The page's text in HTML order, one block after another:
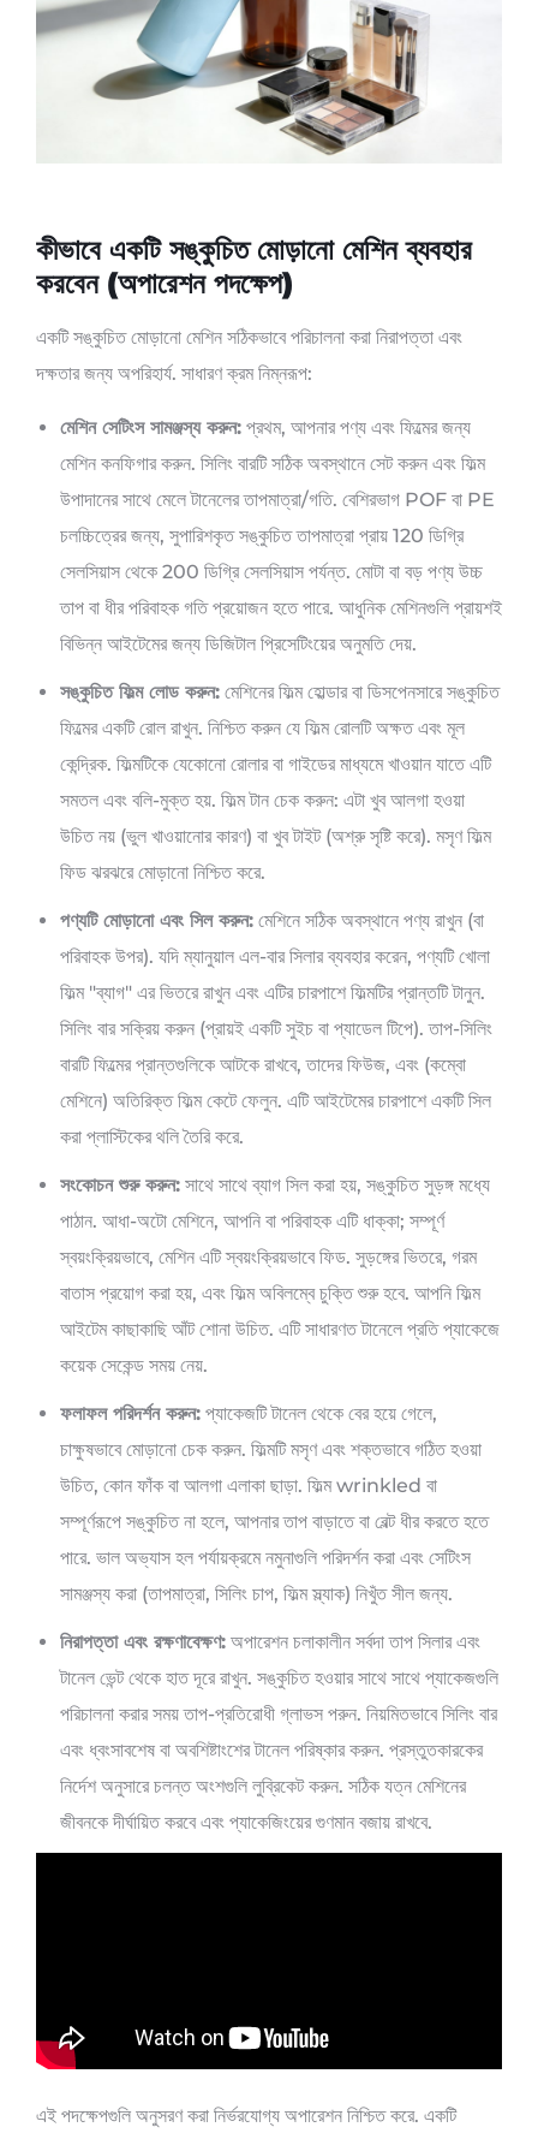
কীভাবে একটি সঙ্কুচিত মোড়ানো মেশিন ব্যবহার
করবেন (অপারেশন পদক্ষেপ)
একটি সঙ্কুচিত মোড়ানো মেশিন সঠিকভাবে পরিচালনা করা নিরাপত্তা এবং
দক্ষতার জন্য অপরিহার্য. সাধারণ ক্রম নিম্নরূপ:
মেশিন সেটিংস সামঞ্জস্য করুন: প্রথম, আপনার পণ্য এবং ফিল্মের জন্য
মেশিন কনফিগার করুন. সিলিং বারটি সঠিক অবস্থানে সেট করুন এবং ফিল্ম
উপাদানের সাথে মেলে টানেলের তাপমাত্রা/গতি. বেশিরভাগ POF বা PE
চলচ্চিত্রের জন্য, সুপারিশকৃত সঙ্কুচিত তাপমাত্রা প্রায় 120 ডিগ্রি
সেলসিয়াস থেকে 200 ডিগ্রি সেলসিয়াস পর্যন্ত. মোটা বা বড় পণ্য উচ্চ
তাপ বা ধীর পরিবাহক গতি প্রয়োজন হতে পারে. আধুনিক মেশিনগুলি প্রায়শই
বিভিন্ন আইটেমের জন্য ডিজিটাল প্রিসেটিংয়ের অনুমতি দেয়.
সঙ্কুচিত ফিল্ম লোড করুন: মেশিনের ফিল্ম হোল্ডার বা ডিসপেনসারে সঙ্কুচিত
ফিল্মের একটি রোল রাখুন. নিশ্চিত করুন যে ফিল্ম রোলটি অক্ষত এবং মূল
কেন্দ্রিক. ফিল্মটিকে যেকোনো রোলার বা গাইডের মাধ্যমে খাওয়ান যাতে এটি
সমতল এবং বলি-মুক্ত হয়. ফিল্ম টান চেক করুন: এটা খুব আলগা হওয়া
উচিত নয় (ভুল খাওয়ানোর কারণ) বা খুব টাইট (অশ্রু সৃষ্টি করে). মসৃণ ফিল্ম
ফিড ঝরঝরে মোড়ানো নিশ্চিত করে.
পণ্যটি মোড়ানো এবং সিল করুন: মেশিনে সঠিক অবস্থানে পণ্য রাখুন (বা
পরিবাহক উপর). যদি ম্যানুয়াল এল-বার সিলার ব্যবহার করেন, পণ্যটি খোলা
ফিল্ম "ব্যাগ" এর ভিতরে রাখুন এবং এটির চারপাশে ফিল্মটির প্রান্তটি টানুন.
সিলিং বার সক্রিয় করুন (প্রায়ই একটি সুইচ বা প্যাডেল টিপে). তাপ-সিলিং
বারটি ফিল্মের প্রান্তগুলিকে আটকে রাখবে, তাদের ফিউজ, এবং (কম্বো
মেশিনে) অতিরিক্ত ফিল্ম কেটে ফেলুন. এটি আইটেমের চারপাশে একটি সিল
করা প্লাস্টিকের থলি তৈরি করে.
সংকোচন শুরু করুন: সাথে সাথে ব্যাগ সিল করা হয়, সঙ্কুচিত সুড়ঙ্গ মধ্যে
পাঠান. আধা-অটো মেশিনে, আপনি বা পরিবাহক এটি ধাক্কা; সম্পূর্ণ
স্বয়ংক্রিয়ভাবে, মেশিন এটি স্বয়ংক্রিয়ভাবে ফিড. সুড়ঙ্গের ভিতরে, গরম
বাতাস প্রয়োগ করা হয়, এবং ফিল্ম অবিলম্বে চুক্তি শুরু হবে. আপনি ফিল্ম
আইটেম কাছাকাছি আঁট শোনা উচিত. এটি সাধারণত টানেলে প্রতি প্যাকেজে
কয়েক সেকেন্ড সময় নেয়.
ফলাফল পরিদর্শন করুন: প্যাকেজটি টানেল থেকে বের হয়ে গেলে,
চাক্ষুষভাবে মোড়ানো চেক করুন. ফিল্মটি মসৃণ এবং শক্তভাবে গঠিত হওয়া
উচিত, কোন ফাঁক বা আলগা এলাকা ছাড়া. ফিল্ম wrinkled বা
সম্পূর্ণরূপে সঙ্কুচিত না হলে, আপনার তাপ বাড়াতে বা বেল্ট ধীর করতে হতে
পারে. ভাল অভ্যাস হল পর্যায়ক্রমে নমুনাগুলি পরিদর্শন করা এবং সেটিংস
সামঞ্জস্য করা (তাপমাত্রা, সিলিং চাপ, ফিল্ম স্ল্যাক) নিখুঁত সীল জন্য.
নিরাপত্তা এবং রক্ষণাবেক্ষণ: অপারেশন চলাকালীন সর্বদা তাপ সিলার এবং
টানেল ভেন্ট থেকে হাত দূরে রাখুন. সঙ্কুচিত হওয়ার সাথে সাথে প্যাকেজগুলি
পরিচালনা করার সময় তাপ-প্রতিরোধী গ্লাভস পরুন. নিয়মিতভাবে সিলিং বার
এবং ধ্বংসাবশেষ বা অবশিষ্টাংশের টানেল পরিষ্কার করুন. প্রস্তুতকারকের
নির্দেশ অনুসারে চলন্ত অংশগুলি লুব্রিকেট করুন. সঠিক যত্ন মেশিনের
জীবনকে দীর্ঘায়িত করবে এবং প্যাকেজিংয়ের গুণমান বজায় রাখবে.
এই পদক্ষেপগুলি অনুসরণ করা নির্ভরযোগ্য অপারেশন নিশ্চিত করে. একটি